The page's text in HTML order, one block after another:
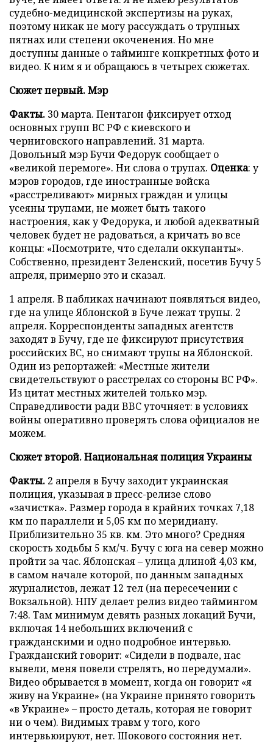
судебно-медицинской экспертизы на руках,
поэтому никак не могу рассуждать о трупных
пятнах или степени окоченения. Но мне
доступны данные о тайминге конкретных фото и
видео. К ним я и обращаюсь в четырех сюжетах.
Сюжет первый. Мэр
Факты. 30 марта. Пентагон фиксирует отход
основных групп ВС РФ с киевского и
черниговского направлений. 31 марта.
Довольный мэр Бучи Федорук сообщает о
«великой перемоге». Ни слова о трупах. Оценка: у
мэров городов, где иностранные войска
«расстреливают» мирных граждан и улицы
усеяны трупами, не может быть такого
настроения, как у Федорука, и любой адекватный
человек будет не радоваться, а кричать во все
концы: «Посмотрите, что сделали оккупанты».
Собственно, президент Зеленский, посетив Бучу 5
апреля, примерно это и сказал.
1 апреля. В пабликах начинают появляться видео,
где на улице Яблонской в Буче лежат трупы. 2
апреля. Корреспонденты западных агентств
заходят в Бучу, где не фиксируют присутствия
российских ВС, но снимают трупы на Яблонской.
Один из репортажей: «Местные жители
свидетельствуют о расстрелах со стороны ВС РФ».
Из цитат местных жителей только мэр.
Справедливости ради BBC уточняет: в условиях
войны оперативно проверять слова официалов не
можем.
Сюжет второй. Национальная полиция Украины
Факты. 2 апреля в Бучу заходит украинская
полиция, указывая в пресс-релизе слово
«зачистка». Размер города в крайних точках 7,18
км по параллели и 5,05 км по меридиану.
Приблизительно 35 кв. км. Это много? Средняя
скорость ходьбы 5 км/ч. Бучу с юга на север можно
пройти за час. Яблонская – улица длиной 4,03 км,
в самом начале которой, по данным западных
журналистов, лежат 12 тел (на пересечении с
Вокзальной). НПУ делает релиз видео таймингом
7:48. Там минимум девять разных локаций Бучи,
включая 14 небольших включений с
гражданскими и одно подробное интервью.
Гражданский говорит: «Сидели в подвале, нас
вывели, меня повели стрелять, но передумали».
Видео обрывается в момент, когда он говорит «я
живу на Украине» (на Украине принято говорить
«в Украине» – просто деталь, которая не говорит
ни о чем). Видимых травм у того, кого
интервьюируют, нет. Шокового состояния нет.